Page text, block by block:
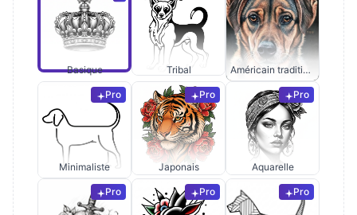
Basique Tribal Américain traditionnel
Pro
Minimaliste
Pro
Japonais
Pro
Aquarelle
Pro Pro Pro